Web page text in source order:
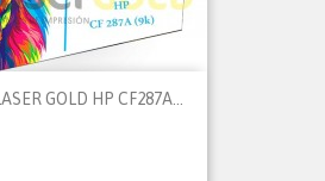
GOLD HP CF287A...